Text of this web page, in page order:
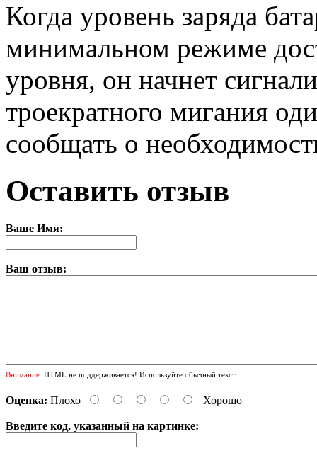
Когда уровень заряда
минимальном режиме
уровня, он начнет
троекратного мигания
сообщать о
Оставить отзыв
Ваше Имя:
Ваш отзыв:
Внимание: HTML не поддерживается! Используйте обычный текст.
Оценка: Плохо Хорошо
Введите код, указанный на картинке: